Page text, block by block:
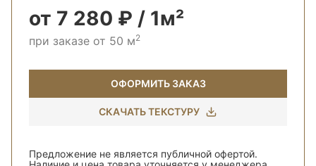
от 7 280 ₽ / 1м²
при заказе от 50 м2
ОФОРМИТЬ ЗАКАЗ
СКАЧАТЬ ТЕКСТУРУ
Предложение не является публичной офертой.